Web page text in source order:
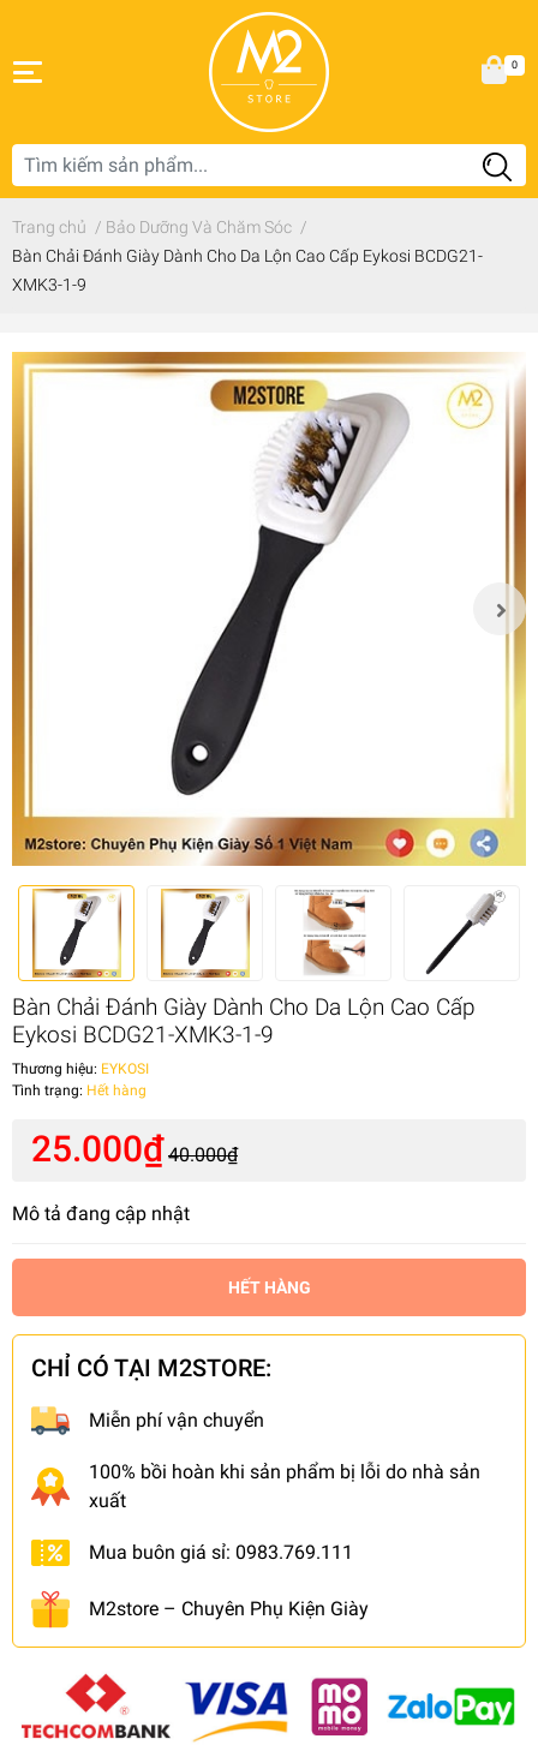
0
Trang chủ / Bảo Dưỡng Và Chăm Sóc /
Bàn Chải Đánh Giày Dành Cho Da Lộn Cao Cấp Eykosi BCDG21-
XMK3-1-9
Bàn Chải Đánh Giày Dành Cho Da Lộn Cao Cấp
Eykosi BCDG21-XMK3-1-9
Thương hiệu: EYKOSI
Tình trạng: Hết hàng
25.000₫ 40.000₫
Mô tả đang cập nhật
HẾT HÀNG
CHỈ CÓ TẠI M2STORE:
Miễn phí vận chuyển
100% bồi hoàn khi sản phẩm bị lỗi do nhà sản
xuất
Mua buôn giá sỉ: 0983.769.111
M2store – Chuyên Phụ Kiện Giày